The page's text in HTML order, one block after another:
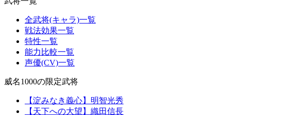
全武将(キャラ)一覧
戦法効果一覧
特性一覧
能力比較一覧
声優(CV)一覧
威名1000の限定武将
【淀みなき義心】明智光秀
【天下への大望】織田信長